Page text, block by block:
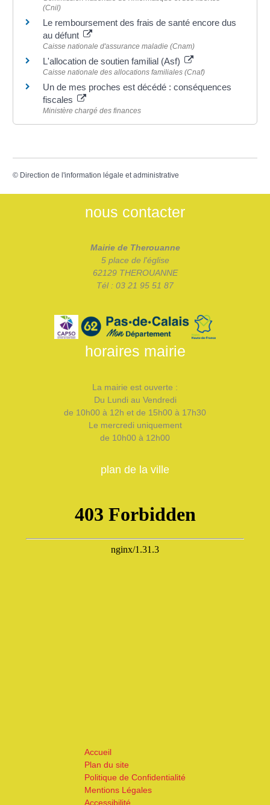
(Cnil)
Le remboursement des frais de santé encore dus
au défunt
Caisse nationale d'assurance maladie (Cnam)
L'allocation de soutien familial (Asf)
Caisse nationale des allocations familiales (Cnaf)
Un de mes proches est décédé : conséquences
fiscales
Ministère chargé des finances
© Direction de l'information légale et administrative
nous contacter
Mairie de Therouanne
5 place de l'église
62129 THEROUANNE
Tél : 03 21 95 51 87
horaires mairie
La mairie est ouverte :
Du Lundi au Vendredi
de 10h00 à 12h et de 15h00 à 17h30
Le mercredi uniquement
de 10h00 à 12h00
plan de la ville
Accueil
Plan du site
Politique de Confidentialité
Mentions Légales
Accessibilité